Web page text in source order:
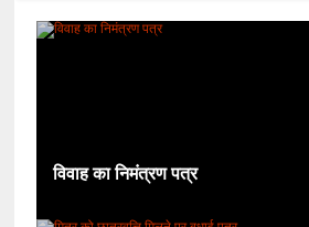
विवाह का निमंत्रण पत्र